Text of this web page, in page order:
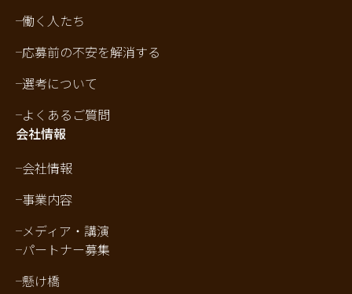
働く人たち
応募前の不安を解消する
選考について
よくあるご質問
会社情報
会社情報
事業内容
メディア・講演
パートナー募集
懸け橋